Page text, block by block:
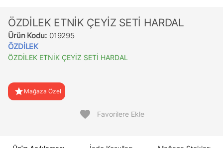
ÖZDİLEK ETNİK ÇEYİZ SETİ HARDAL
Ürün Kodu: 019295
ÖZDİLEK
ÖZDİLEK ETNİK ÇEYİZ SETİ HARDAL
star Mağaza Özel
favorite Favorilere Ekle